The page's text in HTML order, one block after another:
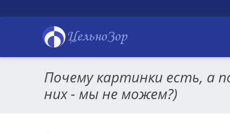
ЦельноЗор
Почему картинки есть, а
них - мы не можем?)